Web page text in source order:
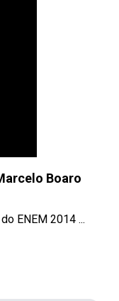
Boaro
ENEM 2014 ...